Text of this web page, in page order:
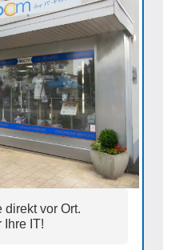
direkt vor Ort.
Ihre IT!